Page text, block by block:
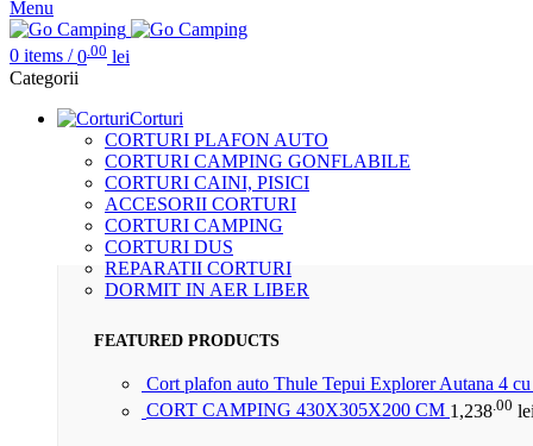
Menu
0 items / 0 .00 lei
Categorii
Corturi
CORTURI PLAFON AUTO
CORTURI CAMPING GONFLABILE
CORTURI CAINI, PISICI
ACCESORII CORTURI
CORTURI CAMPING
CORTURI DUS
REPARATII CORTURI
DORMIT IN AER LIBER
FEATURED PRODUCTS
Cort plafon auto Thule Tepui Explorer Autana 4
CORT CAMPING 430X305X200 CM 1,238 .00